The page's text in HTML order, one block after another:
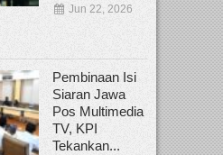
Jun 22, 2026
Pembinaan Isi
Siaran Jawa
Pos Multimedia
TV, KPI
Tekankan...